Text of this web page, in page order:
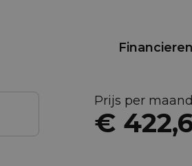
Financieren
Prijs per maand
€